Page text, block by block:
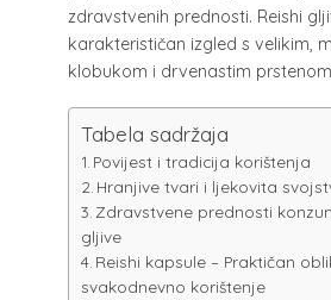
zdravstvenih prednosti. Reishi
karakterističan izgled s velikim,
klobukom i drvenastim
Tabela sadržaja
Povijest i tradicija korištenja
Hranjive tvari i ljekovita
Zdravstvene prednosti
gljive
Reishi kapsule – Praktičan
svakodnevno korištenje